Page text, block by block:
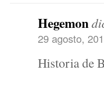
Hegemon
29 agosto,
Historia de